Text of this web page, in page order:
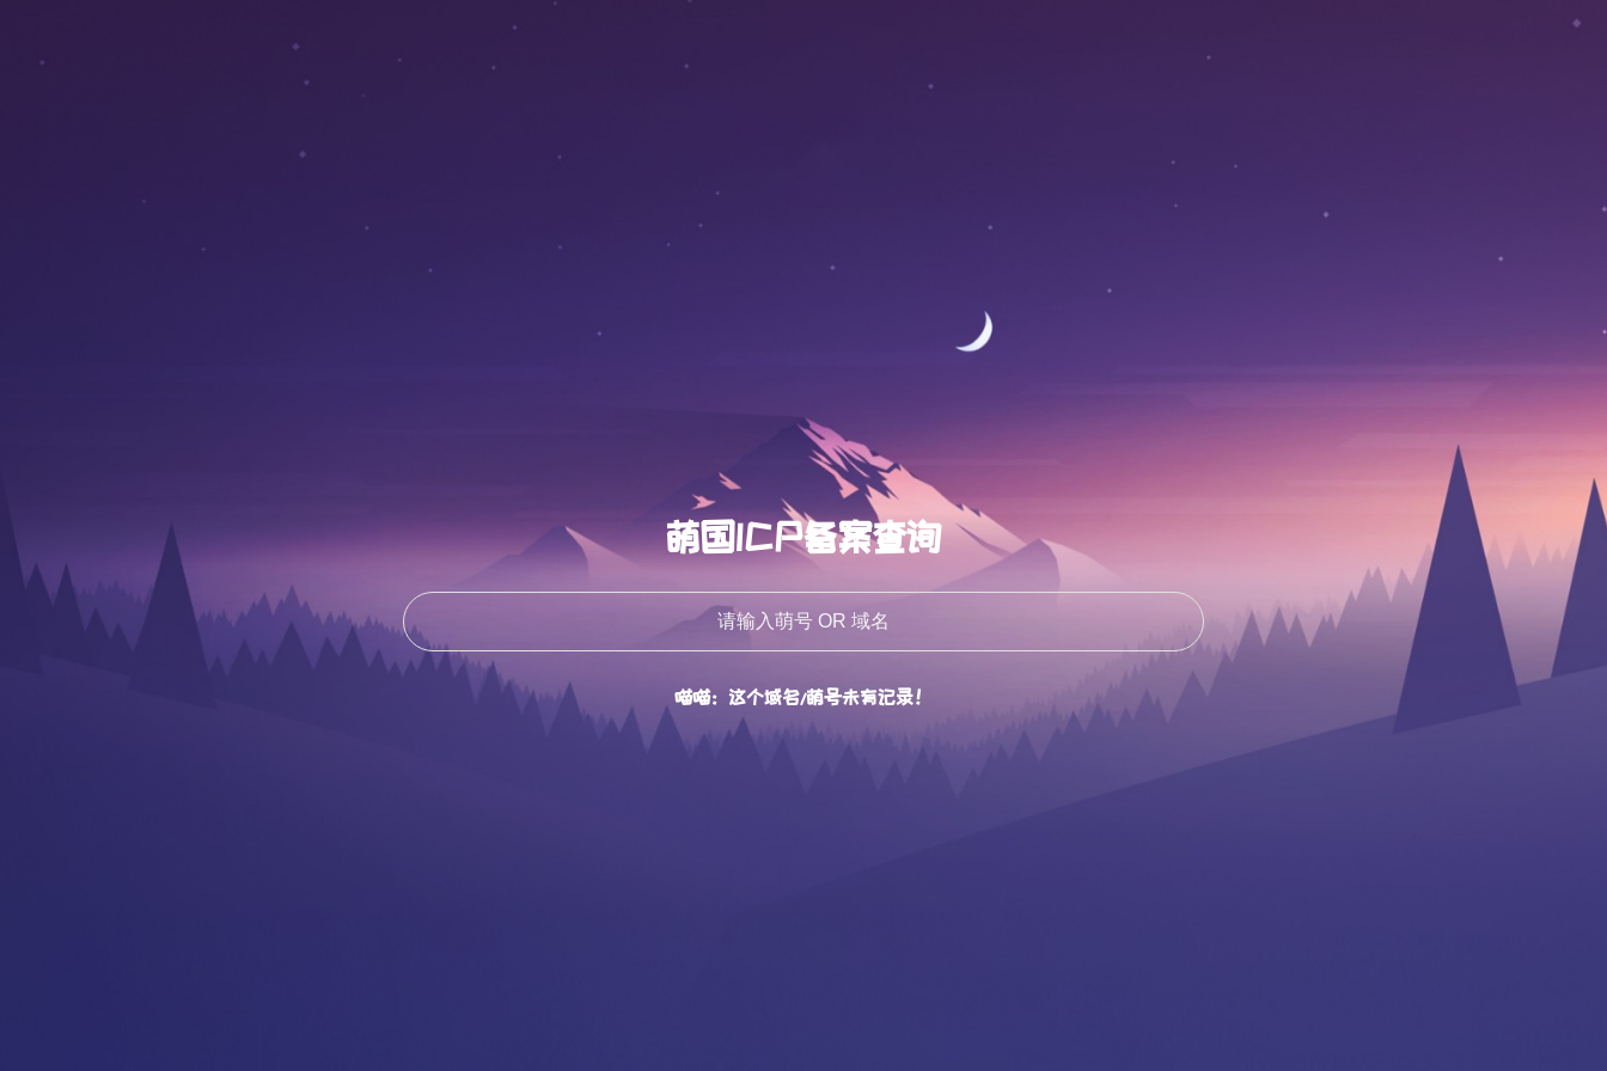
萌国ICP备案查询
喵喵：这个域名/萌号未有记录！